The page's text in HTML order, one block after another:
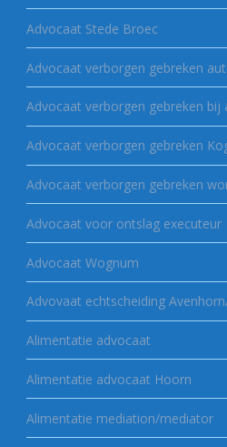
Advocaat Stede Broec
Advocaat verborgen gebreken
Advocaat verborgen gebreken
Advocaat verborgen gebreken
Advocaat verborgen gebreken
Advocaat voor ontslag executeur
Advocaat Wognum
Advovaat echtscheiding
Alimentatie advocaat
Alimentatie advocaat Hoorn
Alimentatie mediation/mediator